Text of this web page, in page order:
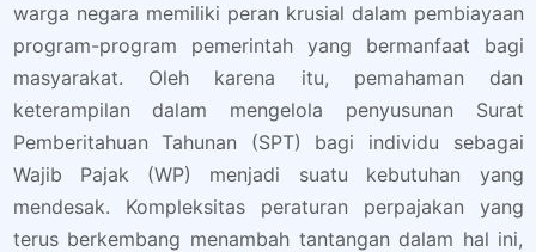
warga negara memiliki peran krusial dalam pembiayaan
program-program pemerintah yang bermanfaat bagi
masyarakat. Oleh karena itu, pemahaman dan
keterampilan dalam mengelola penyusunan Surat
Pemberitahuan Tahunan (SPT) bagi individu sebagai
Wajib Pajak (WP) menjadi suatu kebutuhan yang
mendesak. Kompleksitas peraturan perpajakan yang
terus berkembang menambah tantangan dalam hal ini,